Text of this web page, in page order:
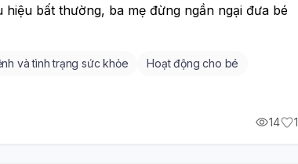
bất thường, ba mẹ đừng ngần ngại đưa bé
và tình trạng sức khỏe
Hoạt động cho bé
14 1